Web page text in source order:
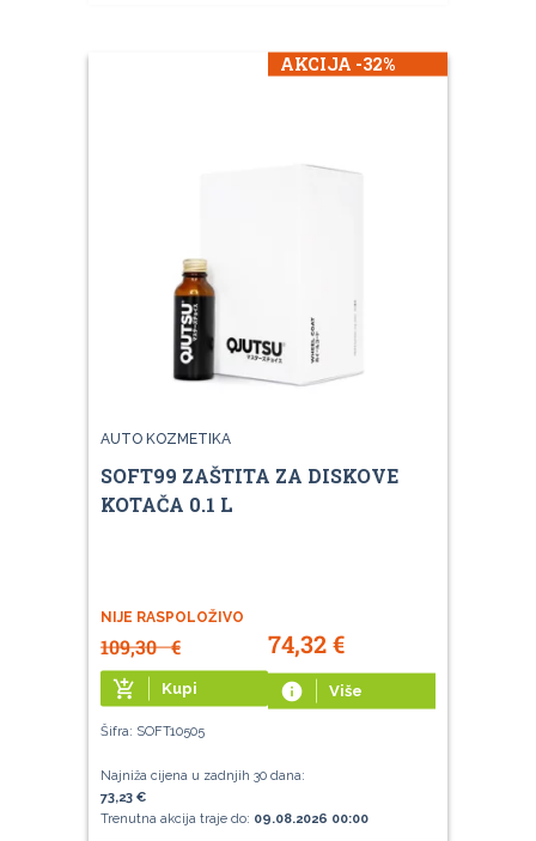
AKCIJA -32%
AUTO KOZMETIKA
SOFT99 ZAŠTITA ZA DISKOVE
KOTAČA 0.1 L
NIJE RASPOLOŽIVO
109,30€ 74,32€
add_shopping_cart Kupi info Više
Šifra: SOFT10505
Najniža cijena u zadnjih 30 dana:
73,23 €
Trenutna akcija traje do: 09.08.2026 00:00